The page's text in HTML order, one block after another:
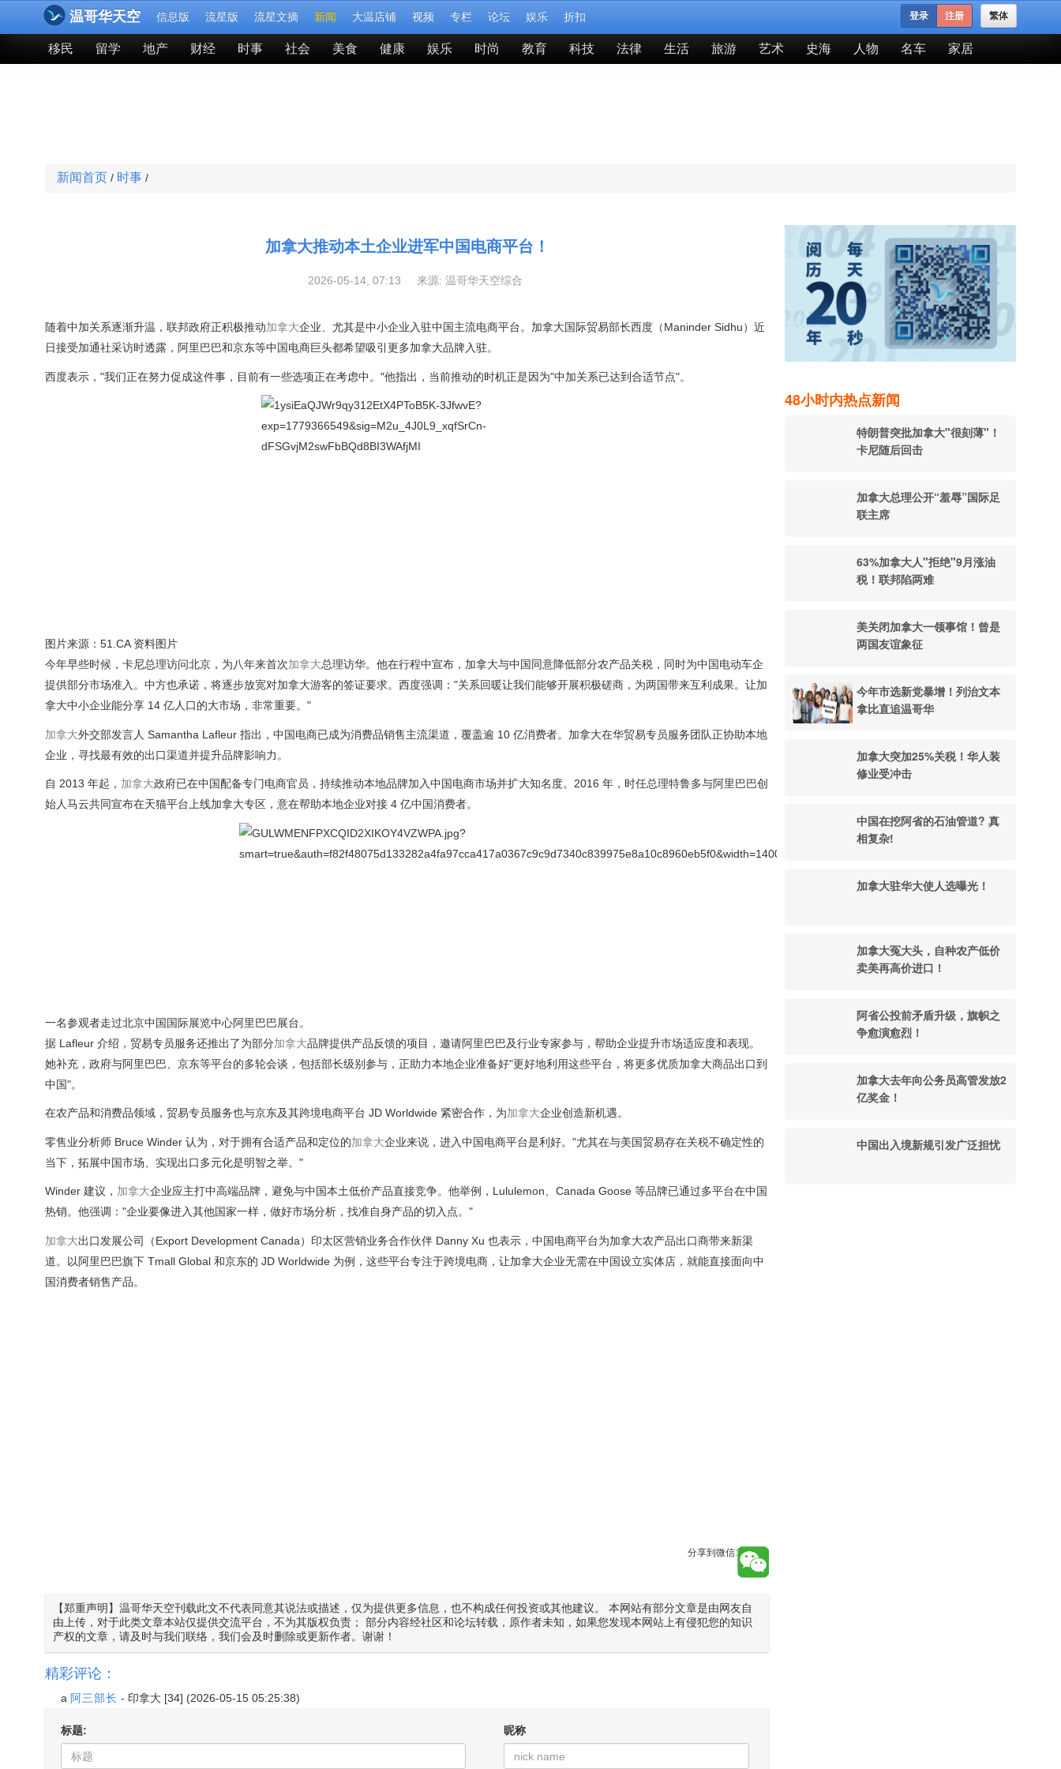
温哥华天空 信息版 流星版 流星文摘 新闻 大温店铺 视频 专栏 论坛 娱乐 折扣 繁体
登录 注册
移民 留学 地产 财经 时事 社会 美食 健康 娱乐 时尚 教育 科技 法律 生活 旅游 艺术 史海 人物 名车 家居
新闻首页 / 时事 /
加拿大推动本土企业进军中国电商平台！
2026-05-14, 07:13 来源: 温哥华天空综合
随着中加关系逐渐升温，联邦政府正积极推动加拿大企业、尤其是中小企业入驻中国主流电商平台。加拿大国际贸易部长西度（Maninder Sidhu）近
日接受加通社采访时透露，阿里巴巴和京东等中国电商巨头都希望吸引更多加拿大品牌入驻。
西度表示，"我们正在努力促成这件事，目前有一些选项正在考虑中。"他指出，当前推动的时机正是因为"中加关系已达到合适节点"。
图片来源：51.CA 资料图片
今年早些时候，卡尼总理访问北京，为八年来首次加拿大总理访华。他在行程中宣布，加拿大与中国同意降低部分农产品关税，同时为中国电动车企
提供部分市场准入。中方也承诺，将逐步放宽对加拿大游客的签证要求。西度强调："关系回暖让我们能够开展积极磋商，为两国带来互利成果。让加
拿大中小企业能分享 14 亿人口的大市场，非常重要。"
加拿大外交部发言人 Samantha Lafleur 指出，中国电商已成为消费品销售主流渠道，覆盖逾 10 亿消费者。加拿大在华贸易专员服务团队正协助本地
企业，寻找最有效的出口渠道并提升品牌影响力。
自 2013 年起， 加拿大政府已在中国配备专门电商官员，持续推动本地品牌加入中国电商市场并扩大知名度。2016 年，时任总理特鲁多与阿里巴巴创
始人马云共同宣布在天猫平台上线加拿大专区，意在帮助本地企业对接 4 亿中国消费者。
一名参观者走过北京中国国际展览中心阿里巴巴展台。
据 Lafleur 介绍，贸易专员服务还推出了为部分加拿大品牌提供产品反馈的项目，邀请阿里巴巴及行业专家参与，帮助企业提升市场适应度和表现。
她补充，政府与阿里巴巴、京东等平台的多轮会谈，包括部长级别参与，正助力本地企业准备好"更好地利用这些平台，将更多优质加拿大商品出口到
中国"。
在农产品和消费品领域，贸易专员服务也与京东及其跨境电商平台 JD Worldwide 紧密合作，为加拿大企业创造新机遇。
零售业分析师 Bruce Winder 认为，对于拥有合适产品和定位的加拿大企业来说，进入中国电商平台是利好。"尤其在与美国贸易存在关税不确定性的
当下，拓展中国市场、实现出口多元化是明智之举。"
Winder 建议， 加拿大企业应主打中高端品牌，避免与中国本土低价产品直接竞争。他举例，Lululemon、Canada Goose 等品牌已通过多平台在中国
热销。他强调："企业要像进入其他国家一样，做好市场分析，找准自身产品的切入点。"
加拿大出口发展公司（Export Development Canada）印太区营销业务合作伙伴 Danny Xu 也表示，中国电商平台为加拿大农产品出口商带来新渠
道。以阿里巴巴旗下 Tmall Global 和京东的 JD Worldwide 为例，这些平台专注于跨境电商，让加拿大企业无需在中国设立实体店，就能直接面向中
国消费者销售产品。
分享到微信:
【郑重声明】温哥华天空刊载此文不代表同意其说法或描述，仅为提供更多信息，也不构成任何投资或其他建议。 本网站有部分文章是由网友自
由上传，对于此类文章本站仅提供交流平台，不为其版权负责； 部分内容经社区和论坛转载，原作者未知，如果您发现本网站上有侵犯您的知识
产权的文章，请及时与我们联络，我们会及时删除或更新作者。谢谢！
精彩评论：
a 阿三部长 - 印拿大 [34] (2026-05-15 05:25:38)
标题: 昵称
48小时内热点新闻
特朗普突批加拿大"很刻薄"！
卡尼随后回击
加拿大总理公开“羞辱”国际足
联主席
63%加拿大人"拒绝"9月涨油
税！联邦陷两难
美关闭加拿大一领事馆！曾是
两国友谊象征
今年市选新党暴增！列治文本
拿比直追温哥华
加拿大突加25%关税！华人装
修业受冲击
中国在挖阿省的石油管道? 真
相复杂!
加拿大驻华大使人选曝光！
加拿大冤大头，自种农产低价
卖美再高价进口！
阿省公投前矛盾升级，旗帜之
争愈演愈烈！
加拿大去年向公务员高管发放2
亿奖金！
中国出入境新规引发广泛担忧